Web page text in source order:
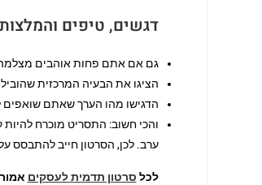
דגשים, טיפים
גם אם אתם פחות אוהבים מצלמה,
הציגו את הבעיה המרכזית
הדגישו מהו הערך שאתם שואפים
והכי חשוב: התסריט מוכרח
ערב. לכן, הסרטון חייב להתבסס
לכל סרטון תדמית לעסקים